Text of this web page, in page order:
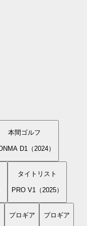
本間ゴルフ
D1（2024）
タイトリスト
PRO V1（2025）
プロギア プロギア